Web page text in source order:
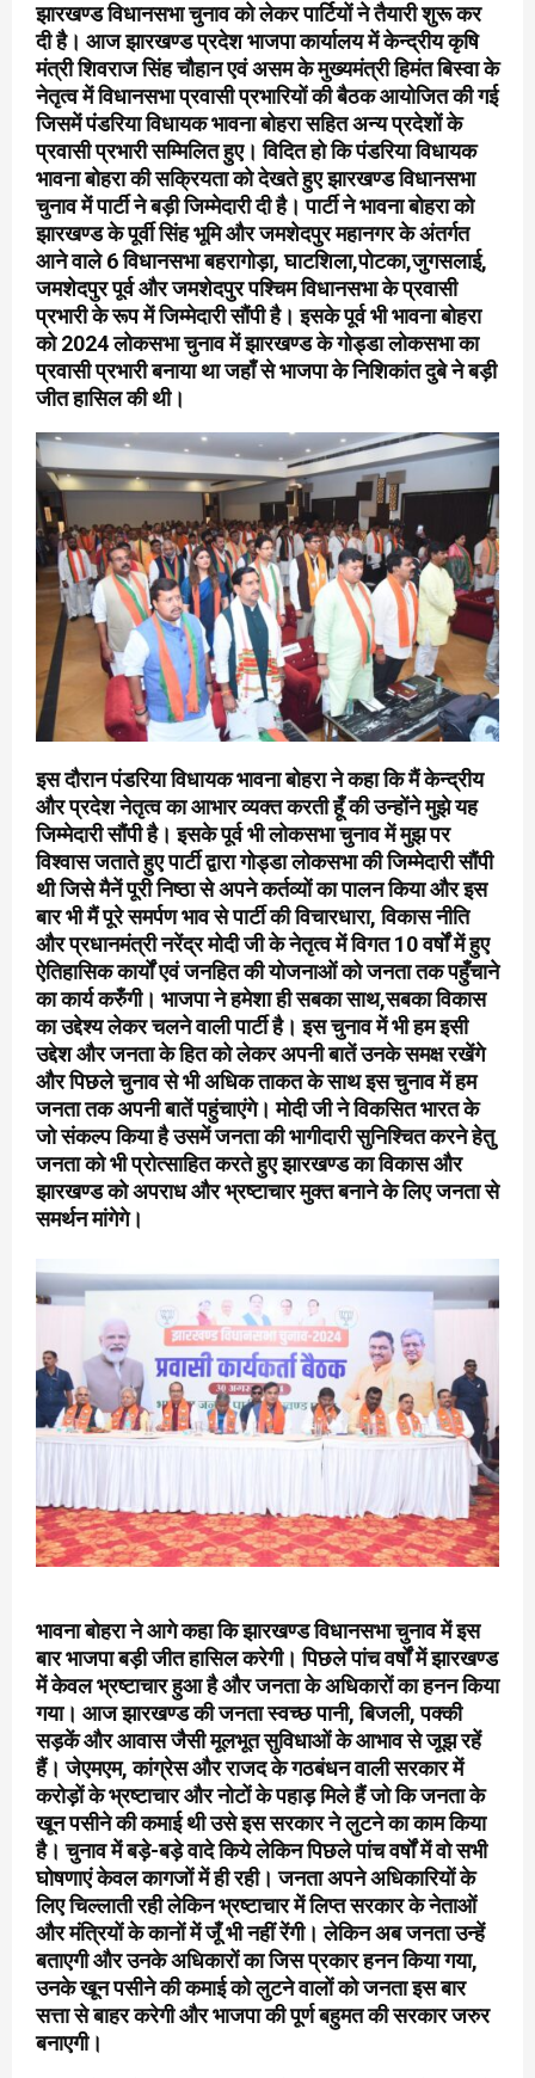
झारखण्ड विधानसभा चुनाव को लेकर पार्टियों ने तैयारी शुरू कर
दी है। आज झारखण्ड प्रदेश भाजपा कार्यालय में केन्द्रीय कृषि
मंत्री शिवराज सिंह चौहान एवं असम के मुख्यमंत्री हिमंत बिस्वा के
नेतृत्व में विधानसभा प्रवासी प्रभारियों की बैठक आयोजित की गई
जिसमें पंडरिया विधायक भावना बोहरा सहित अन्य प्रदेशों के
प्रवासी प्रभारी सम्मिलित हुए। विदित हो कि पंडरिया विधायक
भावना बोहरा की सक्रियता को देखते हुए झारखण्ड विधानसभा
चुनाव में पार्टी ने बड़ी जिम्मेदारी दी है। पार्टी ने भावना बोहरा को
झारखण्ड के पूर्वी सिंह भूमि और जमशेदपुर महानगर के अंतर्गत
आने वाले 6 विधानसभा बहरागोड़ा, घाटशिला,पोटका,जुगसलाई,
जमशेदपुर पूर्व और जमशेदपुर पश्चिम विधानसभा के प्रवासी
प्रभारी के रूप में जिम्मेदारी सौंपी है। इसके पूर्व भी भावना बोहरा
को 2024 लोकसभा चुनाव में झारखण्ड के गोड्डा लोकसभा का
प्रवासी प्रभारी बनाया था जहाँ से भाजपा के निशिकांत दुबे ने बड़ी
जीत हासिल की थी।
इस दौरान पंडरिया विधायक भावना बोहरा ने कहा कि मैं केन्द्रीय
और प्रदेश नेतृत्व का आभार व्यक्त करती हूँ की उन्होंने मुझे यह
जिम्मेदारी सौंपी है। इसके पूर्व भी लोकसभा चुनाव में मुझ पर
विश्वास जताते हुए पार्टी द्वारा गोड्डा लोकसभा की जिम्मेदारी सौंपी
थी जिसे मैनें पूरी निष्ठा से अपने कर्तव्यों का पालन किया और इस
बार भी मैं पूरे समर्पण भाव से पार्टी की विचारधारा, विकास नीति
और प्रधानमंत्री नरेंद्र मोदी जी के नेतृत्व में विगत 10 वर्षों में हुए
ऐतिहासिक कार्यों एवं जनहित की योजनाओं को जनता तक पहुँचाने
का कार्य करुँगी। भाजपा ने हमेशा ही सबका साथ,सबका विकास
का उद्देश्य लेकर चलने वाली पार्टी है। इस चुनाव में भी हम इसी
उद्देश और जनता के हित को लेकर अपनी बातें उनके समक्ष रखेंगे
और पिछले चुनाव से भी अधिक ताकत के साथ इस चुनाव में हम
जनता तक अपनी बातें पहुंचाएंगे। मोदी जी ने विकसित भारत के
जो संकल्प किया है उसमें जनता की भागीदारी सुनिश्चित करने हेतु
जनता को भी प्रोत्साहित करते हुए झारखण्ड का विकास और
झारखण्ड को अपराध और भ्रष्टाचार मुक्त बनाने के लिए जनता से
समर्थन मांगेगे।
भावना बोहरा ने आगे कहा कि झारखण्ड विधानसभा चुनाव में इस
बार भाजपा बड़ी जीत हासिल करेगी। पिछले पांच वर्षों में झारखण्ड
में केवल भ्रष्टाचार हुआ है और जनता के अधिकारों का हनन किया
गया। आज झारखण्ड की जनता स्वच्छ पानी, बिजली, पक्की
सड़कें और आवास जैसी मूलभूत सुविधाओं के आभाव से जूझ रहें
हैं। जेएमएम, कांग्रेस और राजद के गठबंधन वाली सरकार में
करोड़ों के भ्रष्टाचार और नोटों के पहाड़ मिले हैं जो कि जनता के
खून पसीने की कमाई थी उसे इस सरकार ने लुटने का काम किया
है। चुनाव में बड़े-बड़े वादे किये लेकिन पिछले पांच वर्षों में वो सभी
घोषणाएं केवल कागजों में ही रही। जनता अपने अधिकारियों के
लिए चिल्लाती रही लेकिन भ्रष्टाचार में लिप्त सरकार के नेताओं
और मंत्रियों के कानों में जूँ भी नहीं रेंगी। लेकिन अब जनता उन्हें
बताएगी और उनके अधिकारों का जिस प्रकार हनन किया गया,
उनके खून पसीने की कमाई को लुटने वालों को जनता इस बार
सत्ता से बाहर करेगी और भाजपा की पूर्ण बहुमत की सरकार जरुर
बनाएगी।